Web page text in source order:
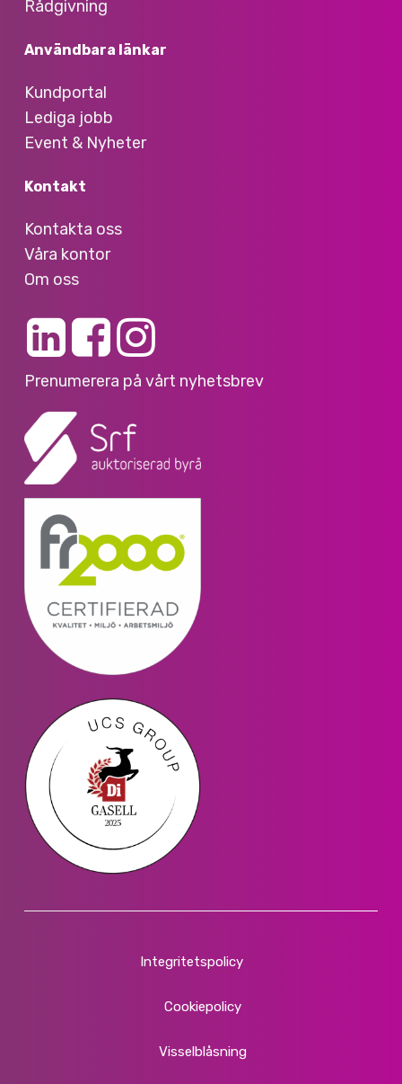
Rådgivning
Användbara länkar
Kundportal
Lediga jobb
Event & Nyheter
Kontakt
Kontakta oss
Våra kontor
Om oss
Prenumerera på vårt nyhetsbrev
Integritetspolicy
Cookiepolicy
Visselblåsning